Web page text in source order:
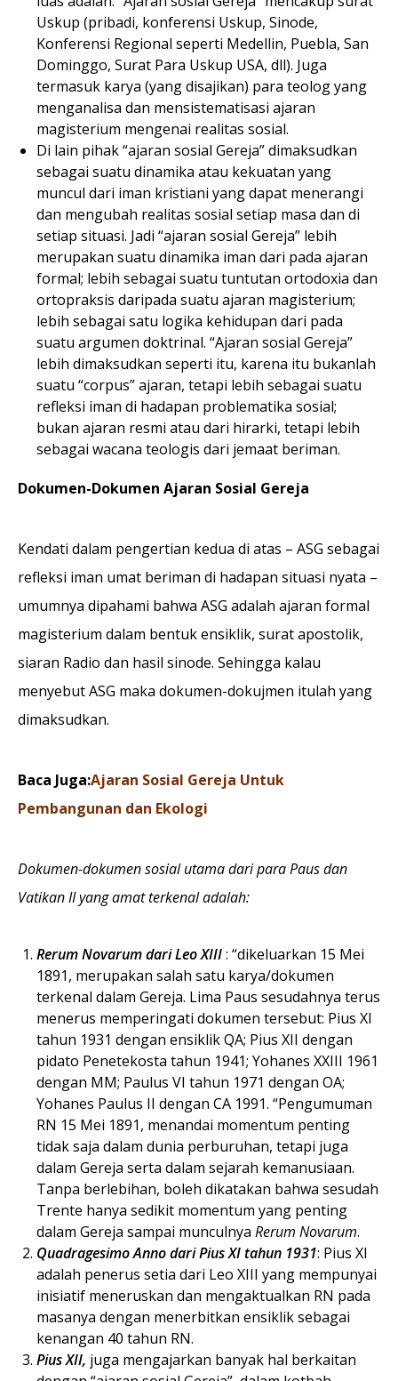
Uskup (pribadi, konferensi Uskup, Sinode,
Konferensi Regional seperti Medellin, Puebla, San
Dominggo, Surat Para Uskup USA, dll). Juga
termasuk karya (yang disajikan) para teolog yang
menganalisa dan mensistematisasi ajaran
magisterium mengenai realitas sosial.
Di lain pihak “ajaran sosial Gereja” dimaksudkan
sebagai suatu dinamika atau kekuatan yang
muncul dari iman kristiani yang dapat menerangi
dan mengubah realitas sosial setiap masa dan di
setiap situasi. Jadi “ajaran sosial Gereja” lebih
merupakan suatu dinamika iman dari pada ajaran
formal; lebih sebagai suatu tuntutan ortodoxia dan
ortopraksis daripada suatu ajaran magisterium;
lebih sebagai satu logika kehidupan dari pada
suatu argumen doktrinal. “Ajaran sosial Gereja”
lebih dimaksudkan seperti itu, karena itu bukanlah
suatu “corpus” ajaran, tetapi lebih sebagai suatu
refleksi iman di hadapan problematika sosial;
bukan ajaran resmi atau dari hirarki, tetapi lebih
sebagai wacana teologis dari jemaat beriman.
Dokumen-Dokumen Ajaran Sosial Gereja
Kendati dalam pengertian kedua di atas – ASG sebagai
refleksi iman umat beriman di hadapan situasi nyata –
umumnya dipahami bahwa ASG adalah ajaran formal
magisterium dalam bentuk ensiklik, surat apostolik,
siaran Radio dan hasil sinode. Sehingga kalau
menyebut ASG maka dokumen-dokujmen itulah yang
dimaksudkan.
Baca Juga:Ajaran Sosial Gereja Untuk
Pembangunan dan Ekologi
Dokumen-dokumen sosial utama dari para Paus dan
Vatikan II yang amat terkenal adalah:
Rerum Novarum dari Leo XIII: “dikeluarkan 15 Mei
1891, merupakan salah satu karya/dokumen
terkenal dalam Gereja. Lima Paus sesudahnya terus
menerus memperingati dokumen tersebut: Pius XI
tahun 1931 dengan ensiklik QA; Pius XII dengan
pidato Penetekosta tahun 1941; Yohanes XXIII 1961
dengan MM; Paulus VI tahun 1971 dengan OA;
Yohanes Paulus II dengan CA 1991. “Pengumuman
RN 15 Mei 1891, menandai momentum penting
tidak saja dalam dunia perburuhan, tetapi juga
dalam Gereja serta dalam sejarah kemanusiaan.
Tanpa berlebihan, boleh dikatakan bahwa sesudah
Trente hanya sedikit momentum yang penting
dalam Gereja sampai munculnya Rerum Novarum.
Quadragesimo Anno dari Pius XI tahun 1931: Pius XI
adalah penerus setia dari Leo XIII yang mempunyai
inisiatif meneruskan dan mengaktualkan RN pada
masanya dengan menerbitkan ensiklik sebagai
kenangan 40 tahun RN.
Pius XII, juga mengajarkan banyak hal berkaitan